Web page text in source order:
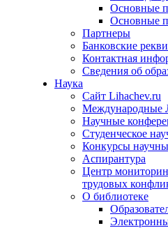
Основные
Основные
Партнеры
Банковские
Контактная
Сведения об
Наука
Сайт Lihachev.ru
Международные
Научные
Студенческое
Конкурсы
Аспирантура
Центр
трудовых
О библиотеке